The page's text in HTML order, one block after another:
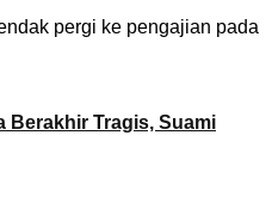
pergi ke pengajian pada
Berakhir Tragis, Suami